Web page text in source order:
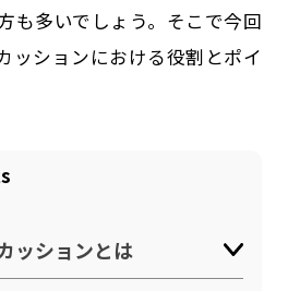
プライバシーポリシー
はこちら
も多いでしょう。そこで今回
ッションにおける役割とポイ
ッションとは